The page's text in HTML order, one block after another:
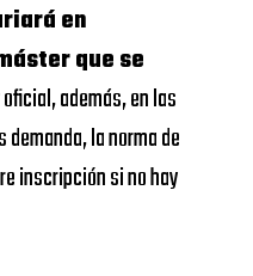
en
que se
además, en las
la norma de
inscripción si no hay